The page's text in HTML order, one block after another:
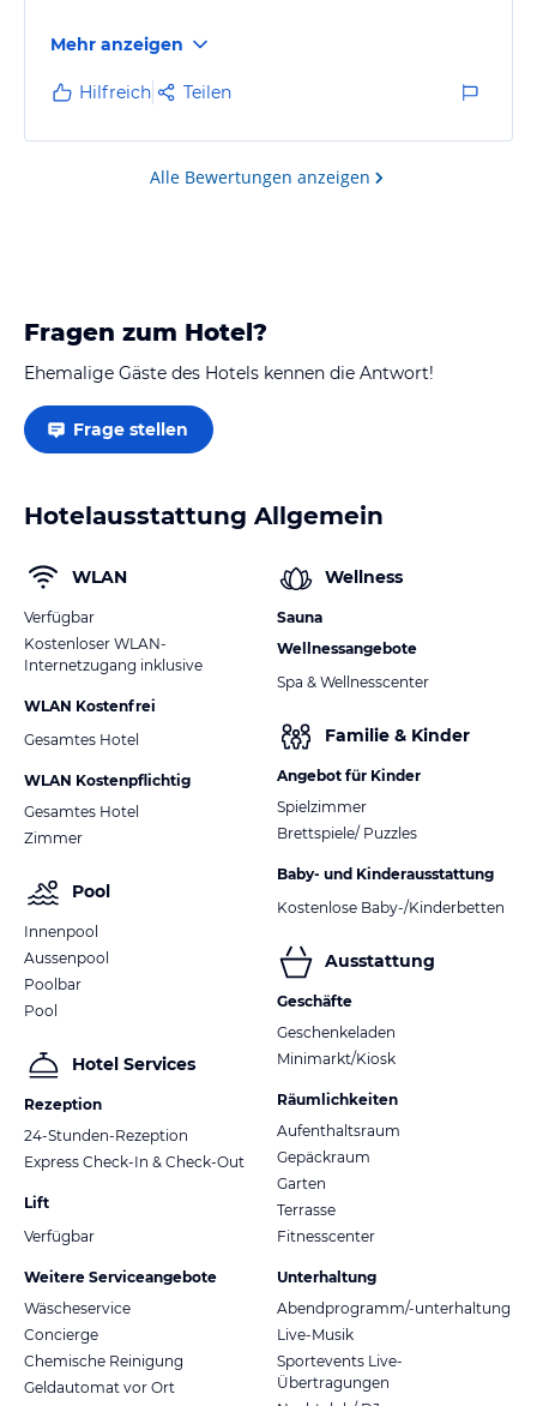
Mehr anzeigen
Hilfreich Teilen
Alle Bewertungen anzeigen
Fragen zum Hotel?
Ehemalige Gäste des Hotels kennen die Antwort!
Frage stellen
Hotelausstattung Allgemein
WLAN
Verfügbar
Kostenloser WLAN-
Internetzugang inklusive
WLAN Kostenfrei
Gesamtes Hotel
WLAN Kostenpflichtig
Gesamtes Hotel
Zimmer
Pool
Innenpool
Aussenpool
Poolbar
Pool
Hotel Services
Rezeption
24-Stunden-Rezeption
Express Check-In & Check-Out
Lift
Verfügbar
Weitere Serviceangebote
Wäscheservice
Concierge
Chemische Reinigung
Geldautomat vor Ort
Wellness
Sauna
Wellnessangebote
Spa & Wellnesscenter
Familie & Kinder
Angebot für Kinder
Spielzimmer
Brettspiele/ Puzzles
Baby- und Kinderausstattung
Kostenlose Baby-/Kinderbetten
Ausstattung
Geschäfte
Geschenkeladen
Minimarkt/Kiosk
Räumlichkeiten
Aufenthaltsraum
Gepäckraum
Garten
Terrasse
Fitnesscenter
Unterhaltung
Abendprogramm/-unterhaltung
Live-Musik
Sportevents Live-
Übertragungen